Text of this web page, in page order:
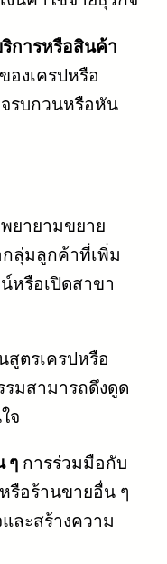
การหรือสินค้า
งเครปหรือ
รบกวนหรือหัน
ยายามขยาย
ลุ่มลูกค้าที่เพิ่ม
หรือเปิดสาขา
สูตรเครปหรือ
มสามารถดึงดูด
จ
ๆ การร่วมมือกับ
รือร้านขายอื่น ๆ
ละสร้างความ